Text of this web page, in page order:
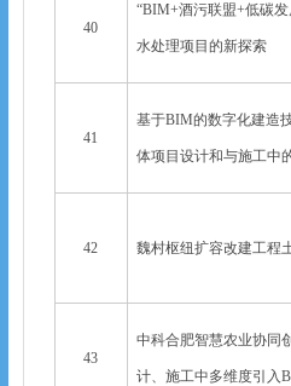
40
“BIM+酒污联盟+低碳
水处理项目的新探索
41
基于BIM的数字化建造
体项目设计和与施工中
42 魏村枢纽扩容改建工程
43
中科合肥智慧农业协同
计、施工中多维度引入